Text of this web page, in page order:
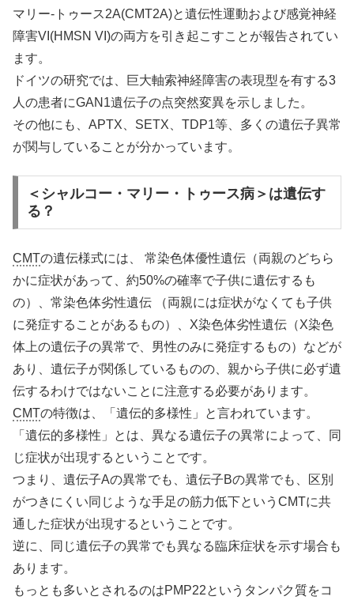
マリー-トゥース2A(CMT2A)と遺伝性運動および感覚神経
障害VI(HMSN VI)の両方を引き起こすことが報告されてい
ます。
ドイツの研究では、巨大軸索神経障害の表現型を有する3
人の患者にGAN1遺伝子の点突然変異を示しました。
その他にも、APTX、SETX、TDP1等、多くの遺伝子異常
が関与していることが分かっています。
＜シャルコー・マリー・トゥース病＞は遺伝す
る？
CMTの遺伝様式には、 常染色体優性遺伝（両親のどちら
かに症状があって、約50%の確率で子供に遺伝するも
の）、常染色体劣性遺伝 （両親には症状がなくても子供
に発症することがあるもの）、X染色体劣性遺伝（X染色
体上の遺伝子の異常で、男性のみに発症するもの）などが
あり、遺伝子が関係しているものの、親から子供に必ず遺
伝するわけではないことに注意する必要があります。
CMTの特徴は、「遺伝的多様性」と言われています。
「遺伝的多様性」とは、異なる遺伝子の異常によって、同
じ症状が出現するということです。
つまり、遺伝子Aの異常でも、遺伝子Bの異常でも、区別
がつきにくい同じような手足の筋力低下というCMTに共
通した症状が出現するということです。
逆に、同じ遺伝子の異常でも異なる臨床症状を示す場合も
あります。
もっとも多いとされるのはPMP22というタンパク質をコ